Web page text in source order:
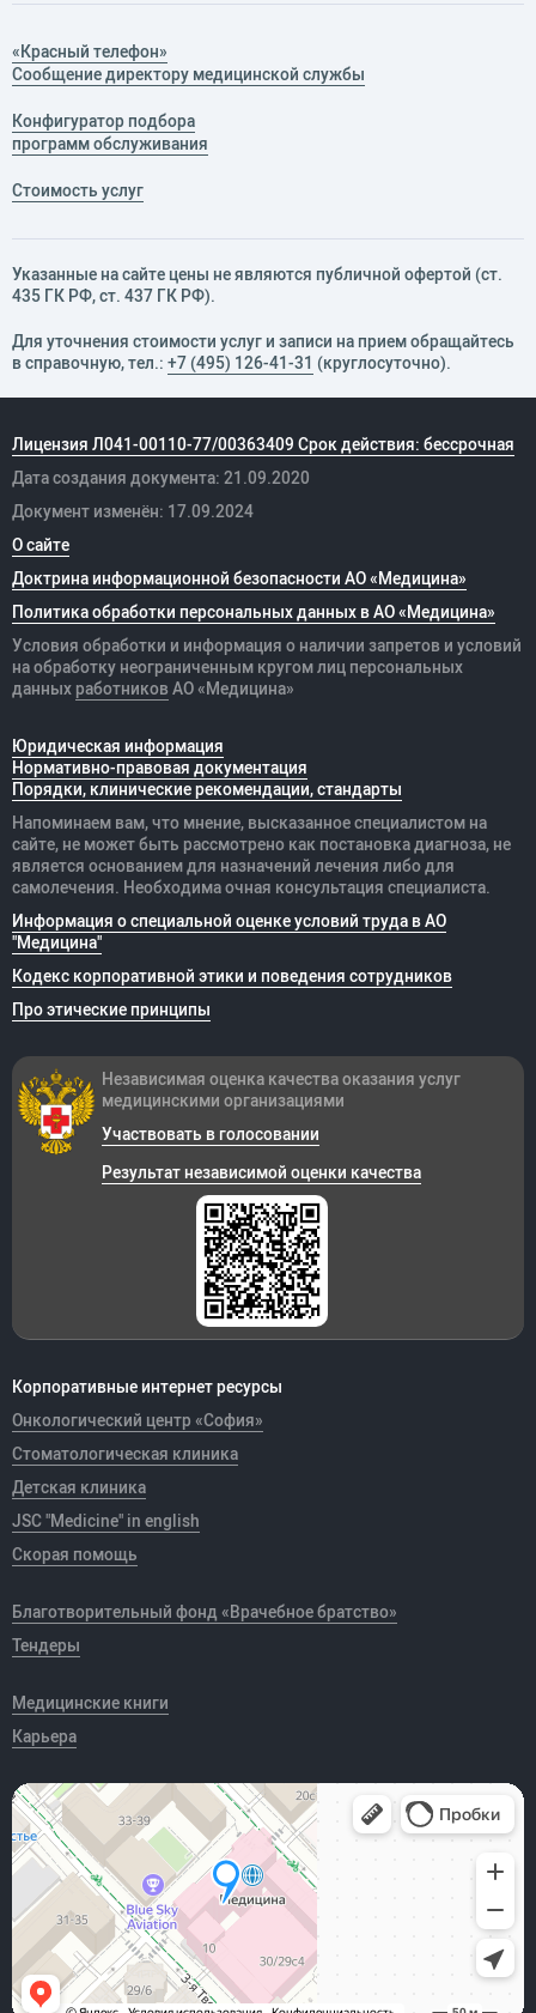
«Красный телефон»
Сообщение директору медицинской службы
Конфигуратор подбора
программ обслуживания
Стоимость услуг
Указанные на сайте цены не являются публичной офертой (ст.
435 ГК РФ, cт. 437 ГК РФ).
Для уточнения стоимости услуг и записи на прием обращайтесь
в справочную, тел.: +7 (495) 126-41-31 (круглосуточно).
Лицензия Л041-00110-77/00363409 Срок действия: бессрочная
Дата создания документа: 21.09.2020
Документ изменён: 17.09.2024
О сайте
Доктрина информационной безопасности АО «Медицина»
Политика обработки персональных данных в АО «Медицина»
Условия обработки и информация о наличии запретов и условий
на обработку неограниченным кругом лиц персональных
данных работников АО «Медицина»
Юридическая информация
Нормативно-правовая документация
Порядки, клинические рекомендации, стандарты
Напоминаем вам, что мнение, высказанное специалистом на
сайте, не может быть рассмотрено как постановка диагноза, не
является основанием для назначений лечения либо для
самолечения. Необходима очная консультация специалиста.
Информация о специальной оценке условий труда в АО
"Медицина"
Кодекс корпоративной этики и поведения сотрудников
Про этические принципы
Корпоративные интернет ресурсы
Онкологический центр «София»
Стоматологическая клиника
Детская клиника
JSC "Medicine" in english
Скорая помощь
Благотворительный фонд «Врачебное братство»
Тендеры
Медицинские книги
Карьера
Независимая оценка качества оказания услуг
медицинскими организациями
Участвовать в голосовании
Результат независимой оценки качества